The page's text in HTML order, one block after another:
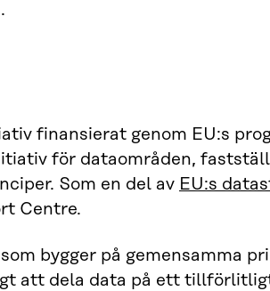
finansierat genom EU:s
för dataområden,
Som en del av EU:s
Centre.
bygger på gemensamma
att dela data på ett